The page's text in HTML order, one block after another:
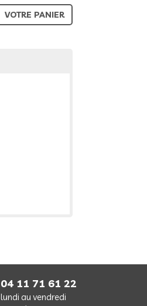
VOTRE PANIER
04 11 71 61 22
lundi au vendredi